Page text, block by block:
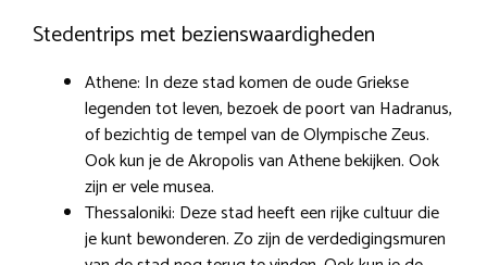
Stedentrips met bezienswaardigheden
Athene: In deze stad komen de oude Griekse
legenden tot leven, bezoek de poort van Hadranus,
of bezichtig de tempel van de Olympische Zeus.
Ook kun je de Akropolis van Athene bekijken. Ook
zijn er vele musea.
Thessaloniki: Deze stad heeft een rijke cultuur die
je kunt bewonderen. Zo zijn de verdedigingsmuren